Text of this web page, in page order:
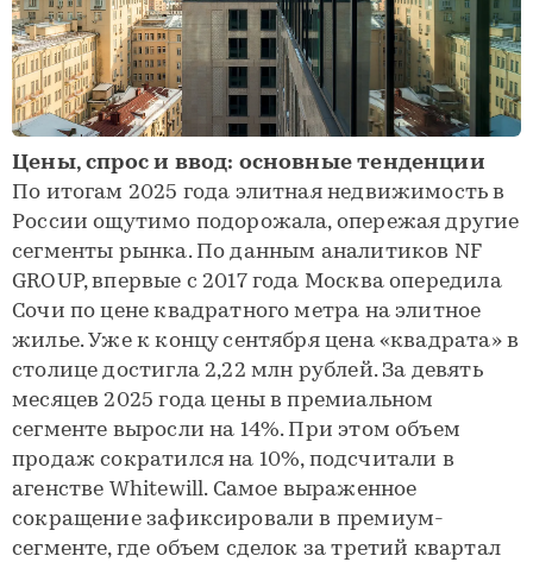
Цены, спрос и ввод: основные тенденции
По итогам 2025 года элитная недвижимость в
России ощутимо подорожала, опережая другие
сегменты рынка. По данным аналитиков NF
GROUP, впервые с 2017 года Москва опередила
Сочи по цене квадратного метра на элитное
жилье. Уже к концу сентября цена «квадрата» в
столице достигла 2,22 млн рублей. За девять
месяцев 2025 года цены в премиальном
сегменте выросли на 14%. При этом объем
продаж сократился на 10%, подсчитали в
агенстве Whitewill. Самое выраженное
сокращение зафиксировали в премиум-
сегменте, где объем сделок за третий квартал